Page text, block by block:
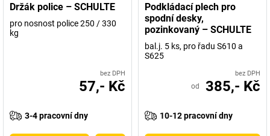
Držák police – SCHULTE
pro nosnost police 250 / 330
kg
bez DPH
57,- Kč
3-4 pracovní dny
Podkládací plech pro
spodní desky,
pozinkovaný – SCHULTE
bal.j. 5 ks, pro řadu S610 a
S625
bez DPH
od 385,- Kč
10-12 pracovní dny